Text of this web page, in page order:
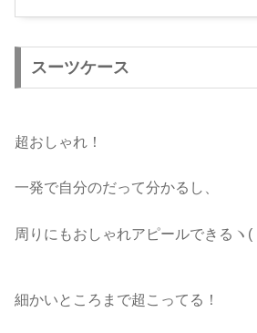
スーツケース
超おしゃれ！
一発で自分のだって分かるし、
周りにもおしゃれアピールできるヽ
細かいところまで超こってる！